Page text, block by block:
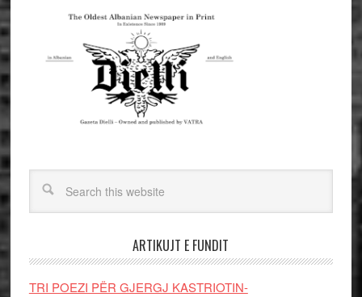
ARTIKUJT E FUNDIT
TRI POEZI PËR GJERGJ KASTRIOTIN-